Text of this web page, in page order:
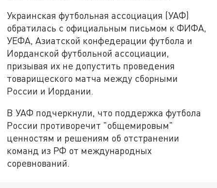
Украинская футбольная ассоциация (УАФ)
обратилась с официальным письмом к ФИФА,
УЕФА, Азиатской конфедерации футбола и
Иорданской футбольной ассоциации,
призывая их не допустить проведения
товарищеского матча между сборными
России и Иордании.
В УАФ подчеркнули, что поддержка футбола
России противоречит "общемировым"
ценностям и решениям об отстранении
команд из РФ от международных
соревнований.